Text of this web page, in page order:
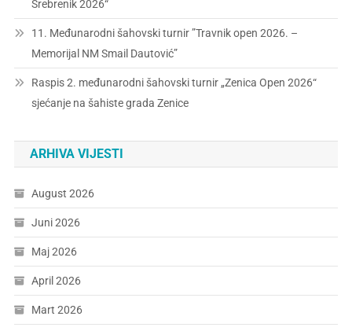
Srebrenik 2026“
11. Međunarodni šahovski turnir ”Travnik open 2026. –
Memorijal NM Smail Dautović”
Raspis 2. međunarodni šahovski turnir „Zenica Open 2026“
sjećanje na šahiste grada Zenice
ARHIVA VIJESTI
August 2026
Juni 2026
Maj 2026
April 2026
Mart 2026